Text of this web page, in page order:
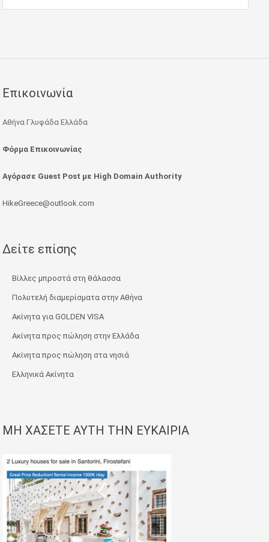
Επικοινωνία
Αθήνα Γλυφάδα Ελλάδα
Φόρμα Επικοινωνίας
Αγόρασε Guest Post με High Domain Authority
HikeGreece@outlook.com
Δείτε επίσης
Βίλλες μπροστά στη θάλασσα
Πολυτελή διαμερίσματα στην Αθήνα
Ακίνητα για GOLDEN VISA
Ακίνητα προς πώληση στην Ελλάδα
Ακίνητα προς πώληση στα νησιά
Ελληνικά Ακίνητα
ΜΗ ΧΑΣΕΤΕ ΑΥΤΗ ΤΗΝ ΕΥΚΑΙΡΙΑ